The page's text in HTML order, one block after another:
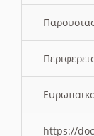
https://